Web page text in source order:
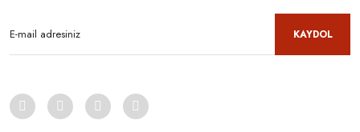
KAYDOL